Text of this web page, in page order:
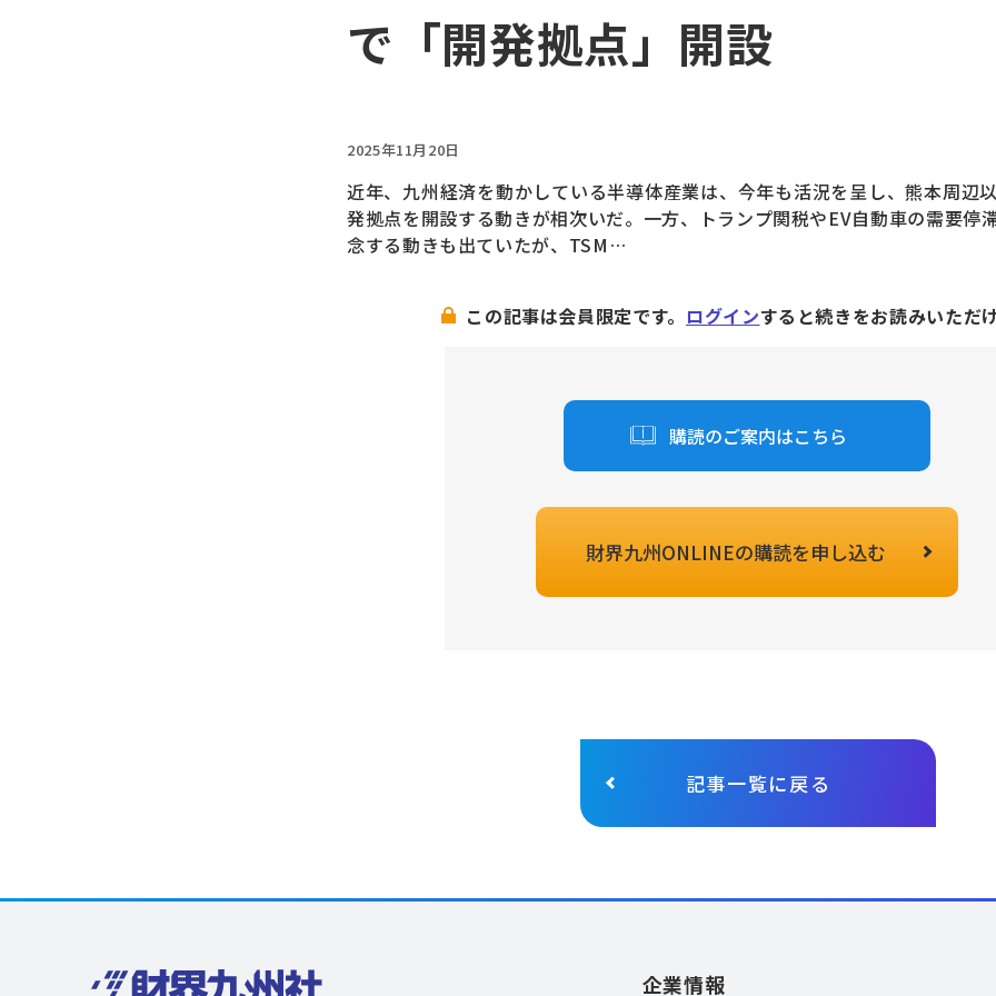
で「開発拠点」開設
2025年11月20日
近年、九州経済を動かしている半導体産業は、今年も活況を呈し、熊本周辺
発拠点を開設する動きが相次いだ。一方、トランプ関税やEV自動車の需要停
念する動きも出ていたが、TSM…
この記事は会員限定です。 ログインすると続きをお読みいただ
購読のご案内はこちら
財界九州ONLINEの購読を申し込む
記事一覧に戻る
企業情報